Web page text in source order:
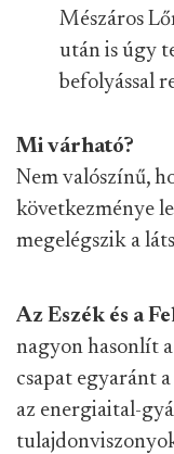
Mészáros
után is úgy
befolyással
Mi várható?
Nem valószínű,
következménye
megelégszik a
Az Eszék és a
nagyon hasonlít a
csapat egyaránt
az energiaital-